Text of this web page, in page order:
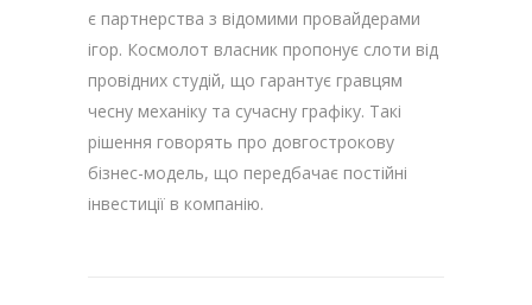
є партнерства з відомими провайдерами
ігор. Космолот власник пропонує слоти від
провідних студій, що гарантує гравцям
чесну механіку та сучасну графіку. Такі
рішення говорять про довгострокову
бізнес-модель, що передбачає постійні
інвестиції в компанію.